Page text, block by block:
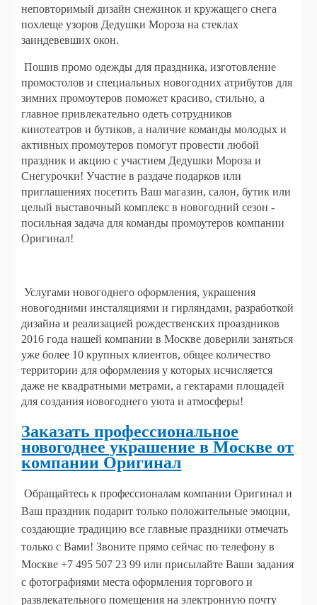
неповторимый дизайн снежинок и кружащего снега
похлеще узоров Дедушки Мороза на стеклах
заиндевевших окон.
Пошив промо одежды для праздника, изготовление
промостолов и специальных новогодних атрибутов для
зимних промоутеров поможет красиво, стильно, а
главное привлекательно одеть сотрудников
кинотеатров и бутиков, а наличие команды молодых и
активных промоутеров помогут провести любой
праздник и акцию с участием Дедушки Мороза и
Снегурочки! Участие в раздаче подарков или
приглашениях посетить Ваш магазин, салон, бутик или
целый выставочный комплекс в новогодний сезон -
посильная задача для команды промоутеров компании
Оригинал!
Услугами новогоднего оформления, украшения
новогодними инсталяциями и гирляндами, разработкой
дизайна и реализацией рождественских проаздников
2016 года нашей компании в Москве доверили заняться
уже более 10 крупных клиентов, общее количество
территории для оформления у которых исчисляется
даже не квадратными метрами, а гектарами площадей
для создания новогоднего уюта и атмосферы!
Заказать профессиональное
новогоднее украшение в Москве от
компании Оригинал
Обращайтесь к профессионалам компании Оригинал и
Ваш праздник подарит только положительные эмоции,
создающие традицию все главные праздники отмечать
только с Вами! Звоните прямо сейчас по телефону в
Москве +7 495 507 23 99 или присылайте Ваши задания
с фотографиями места оформления торгового и
развлекательного помещения на электронную почту